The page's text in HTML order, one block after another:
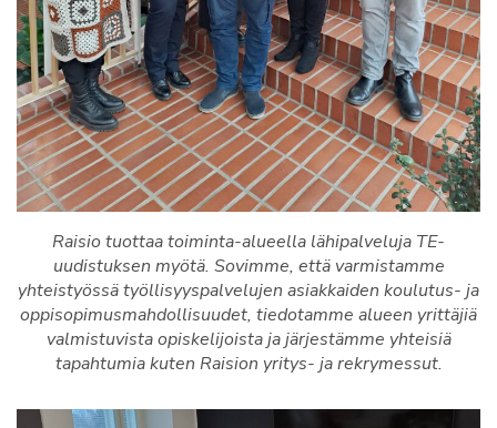
Raisio tuottaa toiminta-alueella lähipalveluja TE-
uudistuksen myötä. Sovimme, että varmistamme
yhteistyössä työllisyyspalvelujen asiakkaiden koulutus- ja
oppisopimusmahdollisuudet, tiedotamme alueen yrittäjiä
valmistuvista opiskelijoista ja järjestämme yhteisiä
tapahtumia kuten Raision yritys- ja rekrymessut.